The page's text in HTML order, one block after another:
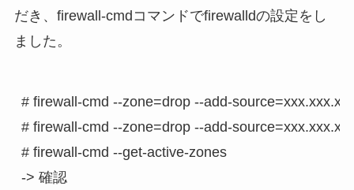
だき、firewall-cmdコマンドでfirewalldの設定をし
ました。
# firewall-cmd --zone=drop --add-
# firewall-cmd --zone=drop --add-
# firewall-cmd --get-active-zones
-> 確認